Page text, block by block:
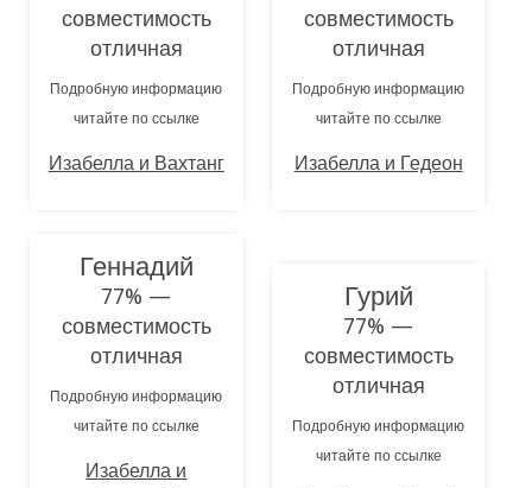
совместимость
отличная
Подробную информацию
читайте по ссылке
Изабелла и Вахтанг
совместимость
отличная
Подробную информацию
читайте по ссылке
Изабелла и Гедеон
Геннадий
77% —
совместимость
отличная
Подробную информацию
читайте по ссылке
Изабелла и
Гурий
77% —
совместимость
отличная
Подробную информацию
читайте по ссылке